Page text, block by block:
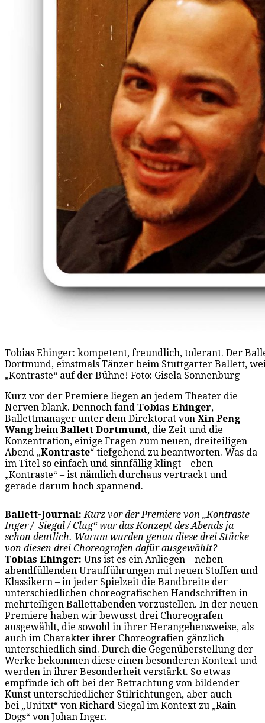
Tobias Ehinger: kompetent, freundlich, tolerant. Der
Dortmund, einstmals Tänzer beim Stuttgarter Ballett,
„Kontraste“ auf der Bühne! Foto: Gisela Sonnenburg
Kurz vor der Premiere liegen an jedem Theater die
Nerven blank. Dennoch fand Tobias Ehinger,
Ballettmanager unter dem Direktorat von Xin Peng
Wang beim Ballett Dortmund, die Zeit und die
Konzentration, einige Fragen zum neuen, dreiteiligen
Abend „Kontraste“ tiefgehend zu beantworten. Was da
im Titel so einfach und sinnfällig klingt – eben
„Kontraste“ – ist nämlich durchaus vertrackt und
gerade darum hoch spannend.
Ballett-Journal: Kurz vor der Premiere von „Kontraste –
Inger / Siegal / Clug“ war das Konzept des Abends ja
schon deutlich. Warum wurden genau diese drei Stücke
von diesen drei Choreografen dafür ausgewählt?
Tobias Ehinger: Uns ist es ein Anliegen – neben
abendfüllenden Uraufführungen mit neuen Stoffen und
Klassikern – in jeder Spielzeit die Bandbreite der
unterschiedlichen choreografischen Handschriften in
mehrteiligen Ballettabenden vorzustellen. In der neuen
Premiere haben wir bewusst drei Choreografen
ausgewählt, die sowohl in ihrer Herangehensweise, als
auch im Charakter ihrer Choreografien gänzlich
unterschiedlich sind. Durch die Gegenüberstellung der
Werke bekommen diese einen besonderen Kontext und
werden in ihrer Besonderheit verstärkt. So etwas
empfinde ich oft bei der Betrachtung von bildender
Kunst unterschiedlicher Stilrichtungen, aber auch
bei „Unitxt“ von Richard Siegal im Kontext zu „Rain
Dogs“ von Johan Inger.